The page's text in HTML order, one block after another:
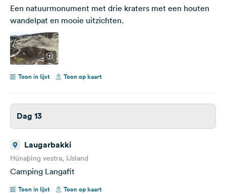
Een natuurmonument met drie kraters met een houten
wandelpat en mooie uitzichten.
Toon in lijst Toon op kaart
Dag 13
Laugarbakki
Húnaþing vestra, IJsland
Camping Langafit
Toon in lijst Toon op kaart